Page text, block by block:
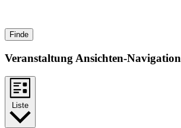
Finde
Veranstaltung Ansichten-Navigation
Liste